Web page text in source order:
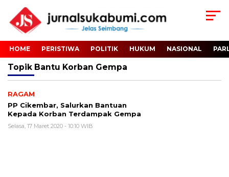
HOME PERISTIWA POLITIK HUKUM NASIONAL
Topik Bantu Korban Gempa
RAGAM
PP Cikembar, Salurkan Bantuan
Kepada Korban Terdampak Gempa
Selasa, 17 Maret 2020 - 10:10 WIB